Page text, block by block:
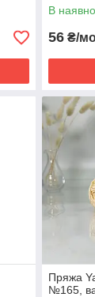
В
56 ₴/
Пряжа
№165,